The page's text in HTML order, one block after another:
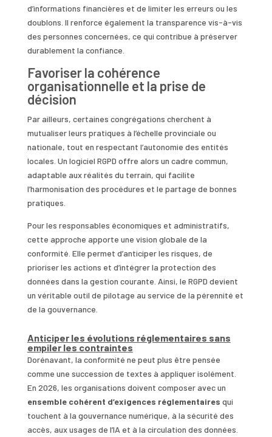
d’informations financières et de limiter les erreurs ou les
doublons. Il renforce également la transparence vis-à-vis
des personnes concernées, ce qui contribue à préserver
durablement la confiance.
Favoriser la cohérence
organisationnelle et la prise de
décision
Par ailleurs, certaines congrégations cherchent à
mutualiser leurs pratiques à l’échelle provinciale ou
nationale, tout en respectant l’autonomie des entités
locales. Un logiciel RGPD offre alors un cadre commun,
adaptable aux réalités du terrain, qui facilite
l’harmonisation des procédures et le partage de bonnes
pratiques.
Pour les responsables économiques et administratifs,
cette approche apporte une vision globale de la
conformité. Elle permet d’anticiper les risques, de
prioriser les actions et d’intégrer la protection des
données dans la gestion courante. Ainsi, le RGPD devient
un véritable outil de pilotage au service de la pérennité et
de la gouvernance.
Anticiper les évolutions réglementaires sans
empiler les contraintes
Dorénavant, la conformité ne peut plus être pensée
comme une succession de textes à appliquer isolément.
En 2026, les organisations doivent composer avec un
ensemble cohérent d’exigences réglementaires qui
touchent à la gouvernance numérique, à la sécurité des
accès, aux usages de l’IA et à la circulation des données.